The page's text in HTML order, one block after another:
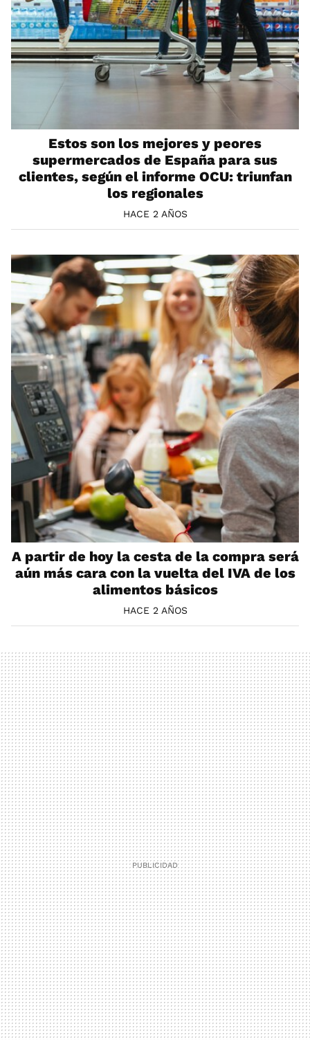
Estos son los mejores y peores
supermercados de España para sus
clientes, según el informe OCU: triunfan
los regionales
HACE 2 AÑOS
A partir de hoy la cesta de la compra será
aún más cara con la vuelta del IVA de los
alimentos básicos
HACE 2 AÑOS